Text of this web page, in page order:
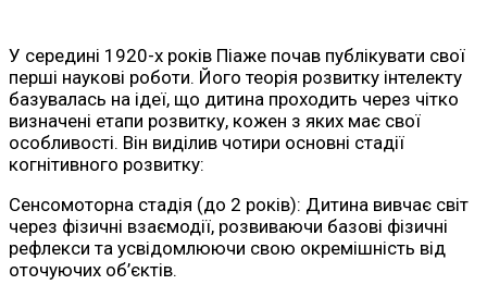
У середині 1920-х років Піаже почав публікувати свої
перші наукові роботи. Його теорія розвитку інтелекту
базувалась на ідеї, що дитина проходить через чітко
визначені етапи розвитку, кожен з яких має свої
особливості. Він виділив чотири основні стадії
когнітивного розвитку:
Сенсомоторна стадія (до 2 років): Дитина вивчає світ
через фізичні взаємодії, розвиваючи базові фізичні
рефлекси та усвідомлюючи свою окремішність від
оточуючих об’єктів.